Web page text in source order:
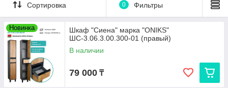
Сортировка 0 Фильтры
Новинка
Шкаф "Сиена" марка "ONIKS"
ШС-3.06.3.00.300-01 (правый)
В наличии
79 000 ₸